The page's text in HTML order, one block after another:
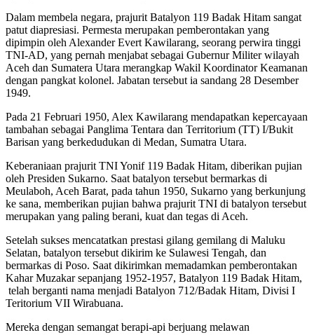
Dalam membela negara, prajurit Batalyon 119 Badak Hitam sangat
patut diapresiasi. Permesta merupakan pemberontakan yang
dipimpin oleh Alexander Evert Kawilarang, seorang perwira tinggi
TNI-AD, yang pernah menjabat sebagai Gubernur Militer wilayah
Aceh dan Sumatera Utara merangkap Wakil Koordinator Keamanan
dengan pangkat kolonel. Jabatan tersebut ia sandang 28 Desember
1949.
Pada 21 Februari 1950, Alex Kawilarang mendapatkan kepercayaan
tambahan sebagai Panglima Tentara dan Territorium (TT) I/Bukit
Barisan yang berkedudukan di Medan, Sumatra Utara.
Keberaniaan prajurit TNI Yonif 119 Badak Hitam, diberikan pujian
oleh Presiden Sukarno. Saat batalyon tersebut bermarkas di
Meulaboh, Aceh Barat, pada tahun 1950, Sukarno yang berkunjung
ke sana, memberikan pujian bahwa prajurit TNI di batalyon tersebut
merupakan yang paling berani, kuat dan tegas di Aceh.
Setelah sukses mencatatkan prestasi gilang gemilang di Maluku
Selatan, batalyon tersebut dikirim ke Sulawesi Tengah, dan
bermarkas di Poso. Saat dikirimkan memadamkan pemberontakan
Kahar Muzakar sepanjang 1952-1957, Batalyon 119 Badak Hitam,
telah berganti nama menjadi Batalyon 712/Badak Hitam, Divisi I
Teritorium VII Wirabuana.
Mereka dengan semangat berapi-api berjuang melawan